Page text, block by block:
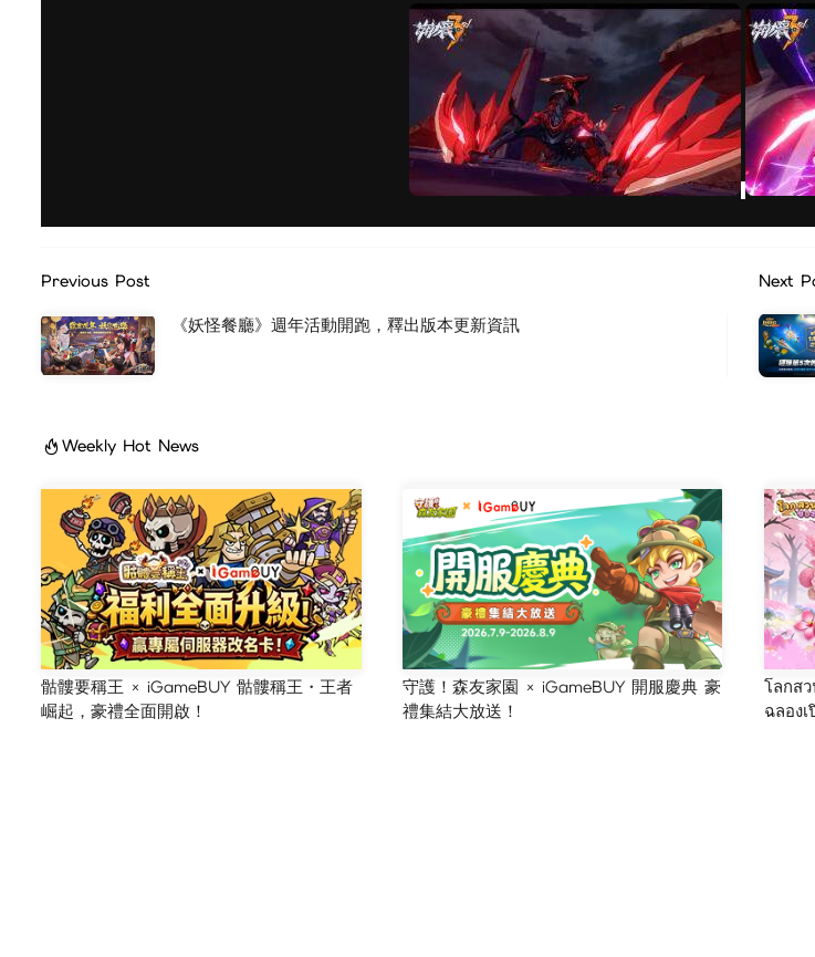
Previous Post
《妖怪餐廳》週年活動開跑，釋出版本更新資訊
Next
Weekly Hot News
骷髏要稱王 × iGameBUY 骷髏稱王・王者
崛起，豪禮全面開啟！
守護！森友家園 × iGameBUY 開服慶典 豪
禮集結大放送！
โลกส
ฉลอง